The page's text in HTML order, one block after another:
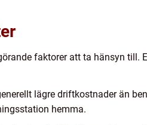
faktorer att ta hänsyn till.
lägre driftkostnader än
hemma.